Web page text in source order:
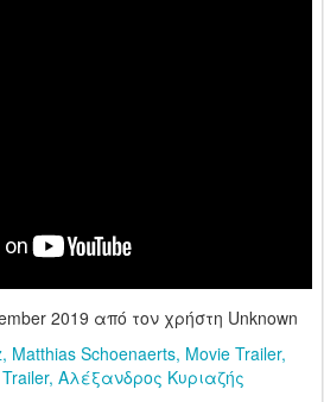
2019 από τον χρήστη Unknown
Matthias Schoenaerts Movie Trailer
Trailer Αλέξανδρος Κυριαζής